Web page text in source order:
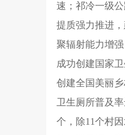
速；祁冷一级
提质强力推进
聚辐射能力增
成功创建国家
创建全国美丽
卫生厕所普及
个，除11个村